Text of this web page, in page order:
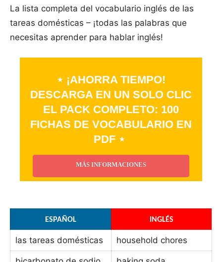
La lista completa del vocabulario inglés de las
tareas domésticas – ¡todas las palabras que
necesitas aprender para hablar inglés!
⋆ ¡AHORRA TIEMPO!
DESCARGA EN UN SOLO CLIC
EL PACK COMPLETO: 100
FICHAS DE VOCABULARIO EN
PDF ⋆
MÁS INFORMACIONES
ESPAÑOL INGLÉS
las tareas domésticas household chores